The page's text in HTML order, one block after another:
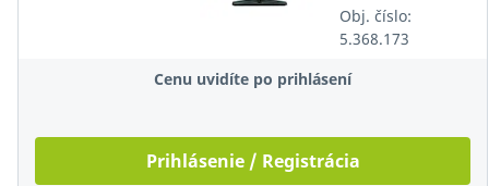
Obj. číslo:
5.368.173
Cenu uvidíte po prihlásení
Prihlásenie / Registrácia